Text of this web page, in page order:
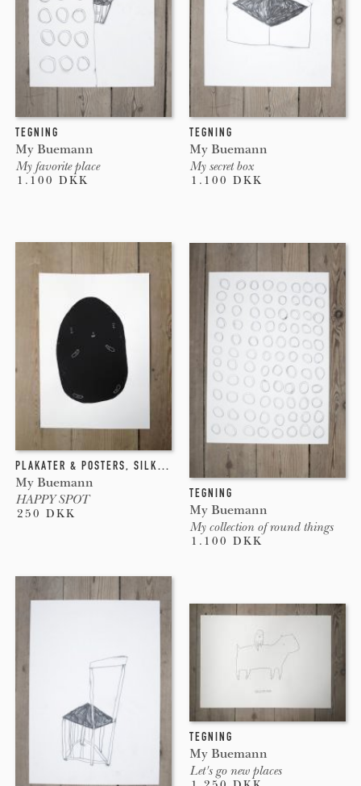
TEGNING
My Buemann
My favorite place
1.100 DKK
TEGNING
My Buemann
My secret box
1.100 DKK
PLAKATER & POSTERS, SILKETRYK
My Buemann
HAPPY SPOT
250 DKK
TEGNING
My Buemann
My collection of round things
1.100 DKK
TEGNING
My Buemann
Let's go new places